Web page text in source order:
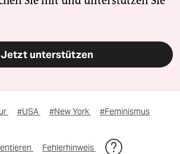
Jetzt unterstützen
#USA #New York #Feminismus
Fehlerhinweis